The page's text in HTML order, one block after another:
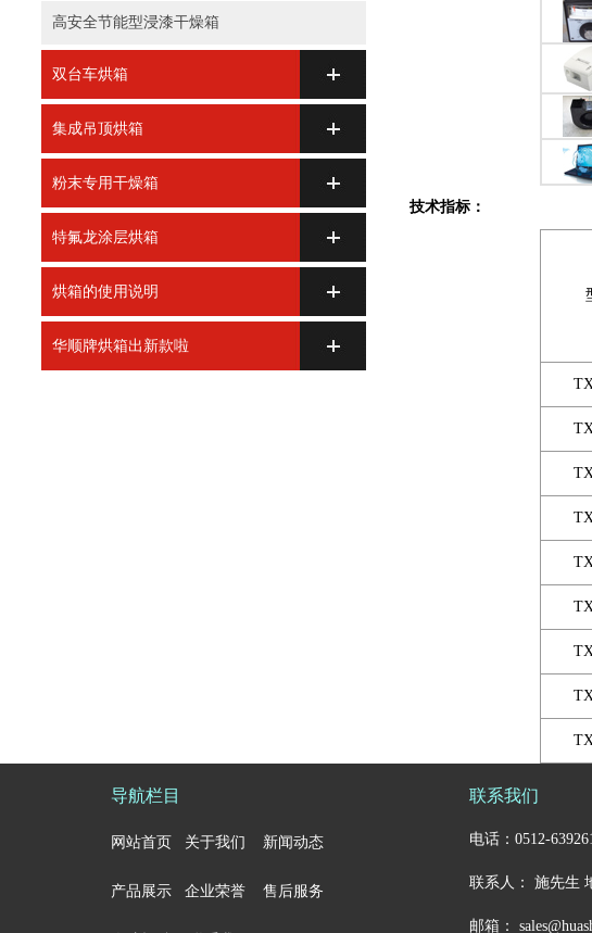
高安全节能型浸漆干燥箱
双台车烘箱
集成吊顶烘箱
粉末专用干燥箱
特氟龙涂层烘箱
烘箱的使用说明
华顺牌烘箱出新款啦
技术指标：
导航栏目
网站首页 关于我们 新闻动态
产品展示 企业荣誉 售后服务
联系我们
电话：0512-
联系人： 施先生
邮箱：